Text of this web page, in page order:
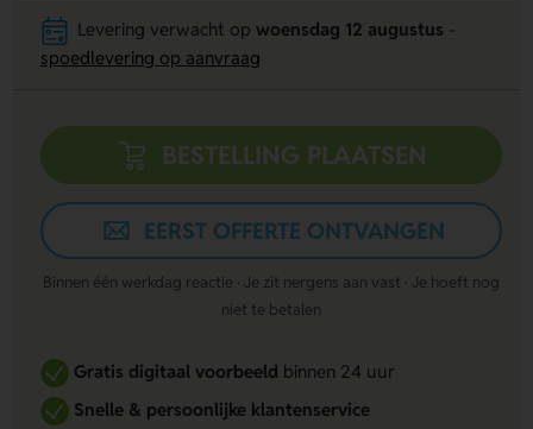
Levering verwacht op woensdag 12 augustus
spoedlevering op aanvraag
BESTELLING PLAATSEN
EERST OFFERTE ONTVANGEN
Binnen één werkdag reactie · Je zit nergens aan vast · Je hoeft nog
niet te betalen
Gratis digitaal voorbeeldbinnen 24 uur
Snelle & persoonlijke klantenservice